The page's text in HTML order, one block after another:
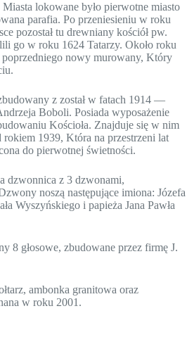
lokowane było pierwotne miasto
parafia. Po przeniesieniu w roku
pozostał tu drewniany kościół pw.
go w roku 1624 Tatarzy. Około roku
nowy murowany, Który
z został w fatach 1914 —
Boboli. Posiada wyposażenie
Kościoła. Znajduje się w nim
1939, Która na przestrzeni lat
do pierwotnej świetności.
dzwonnica z 3 dzwonami,
noszą następujące imiona: Józefa
Wyszyńskiego i papieża Jana Pawła
8 głosowe, zbudowane przez firmę J.
ambonka granitowa oraz
w roku 2001.